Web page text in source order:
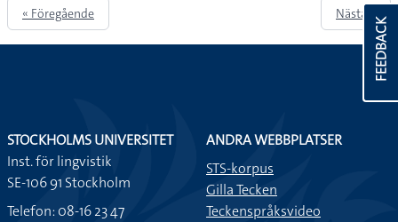
« Föregående Nästa »
FEEDBACK
STOCKHOLMS UNIVERSITET
Inst. för lingvistik
SE-106 91 Stockholm
Telefon: 08-16 23 47
ANDRA WEBBPLATSER
STS-korpus
Gilla Tecken
Teckenspråksvideo